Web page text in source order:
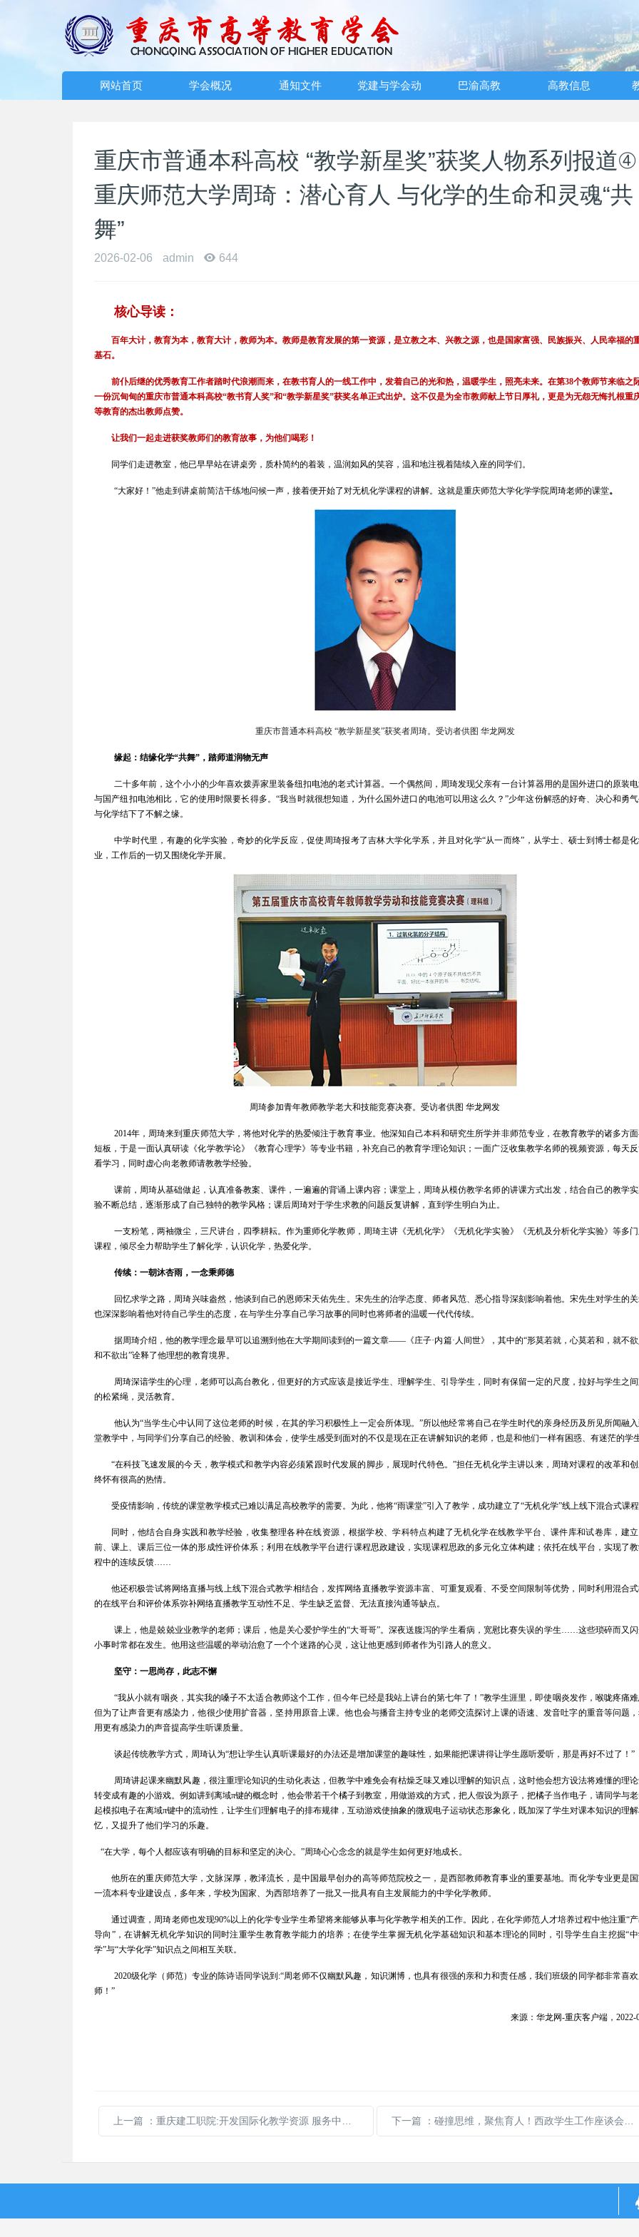
网站首页 学会概况 通知文件 党建与学会动 巴渝高教 高教信息
重庆市普通本科高校 “教学新星奖”获奖人物系列报道④
重庆师范大学周琦：潜心育人 与化学的生命和灵魂“共
舞”
2026-02-06 admin 644
核心导读：
百年大计，教育为本，教育大计，教师为本。教师是教育发展的第一资源，是立教之本、兴教之源，也是国家富强、民族振兴、人民幸福的
基石。
前仆后继的优秀教育工作者踏时代浪潮而来，在教书育人的一线工作中，发着自己的光和热，温暖学生，照亮未来。在第38个教师节来临之
一份沉甸甸的重庆市普通本科高校“教书育人奖”和“教学新星奖”获奖名单正式出炉。这不仅是为全市教师献上节日厚礼，更是为无怨无悔扎根重
等教育的杰出教师点赞。
让我们一起走进获奖教师们的教育故事，为他们喝彩！
同学们走进教室，他已早早站在讲桌旁，质朴简约的着装，温润如风的笑容，温和地注视着陆续入座的同学们。
“大家好！”他走到讲桌前简洁干练地问候一声，接着便开始了对无机化学课程的讲解。这就是重庆师范大学化学学院周琦老师的课堂。
重庆市普通本科高校 “教学新星奖”获奖者周琦。受访者供图 华龙网发
缘起：结缘化学“共舞”，踏师道润物无声
二十多年前，这个小小的少年喜欢拨弄家里装备纽扣电池的老式计算器。一个偶然间，周琦发现父亲有一台计算器用的是国外进口的原装电
与国产纽扣电池相比，它的使用时限要长得多。“我当时就很想知道，为什么国外进口的电池可以用这么久？”少年这份解惑的好奇、决心和勇
与化学结下了不解之缘。
中学时代里，有趣的化学实验，奇妙的化学反应，促使周琦报考了吉林大学化学系，并且对化学“从一而终”，从学士、硕士到博士都是
业，工作后的一切又围绕化学开展。
周琦参加青年教师教学老大和技能竞赛决赛。受访者供图 华龙网发
2014年，周琦来到重庆师范大学，将他对化学的热爱倾注于教育事业。他深知自己本科和研究生所学并非师范专业，在教育教学的诸多方
短板，于是一面认真研读《化学教学论》《教育心理学》等专业书籍，补充自己的教育学理论知识；一面广泛收集教学名师的视频资源，每天
看学习，同时虚心向老教师请教教学经验。
课前，周琦从基础做起，认真准备教案、课件，一遍遍的背诵上课内容；课堂上，周琦从模仿教学名师的讲课方式出发，结合自己的教学
验不断总结，逐渐形成了自己独特的教学风格；课后周琦对于学生求教的问题反复讲解，直到学生明白为止。
一支粉笔，两袖微尘，三尺讲台，四季耕耘。作为重师化学教师，周琦主讲《无机化学》《无机化学实验》《无机及分析化学实验》等多
课程，倾尽全力帮助学生了解化学，认识化学，热爱化学。
传续：一朝沐杏雨，一念秉师德
回忆求学之路，周琦兴味盎然，他谈到自己的恩师宋天佑先生。宋先生的治学态度、师者风范、悉心指导深刻影响着他。宋先生对学生的关
也深深影响着他对待自己学生的态度，在与学生分享自己学习故事的同时也将师者的温暖一代代传续。
据周琦介绍，他的教学理念最早可以追溯到他在大学期间读到的一篇文章——《庄子·内篇·人间世》，其中的“形莫若就，心莫若和，就不欲
和不欲出”诠释了他理想的教育境界。
周琦深谙学生的心理，老师可以高台教化，但更好的方式应该是接近学生、理解学生、引导学生，同时有保留一定的尺度，拉好与学生之
的松紧绳，灵活教育。
他认为“当学生心中认同了这位老师的时候，在其的学习积极性上一定会所体现。”所以他经常将自己在学生时代的亲身经历及所见所闻融
堂教学中，与同学们分享自己的经验、教训和体会，使学生感受到面对的不仅是现在正在讲解知识的老师，也是和他们一样有困惑、有迷茫的学生
“在科技飞速发展的今天，教学模式和教学内容必须紧跟时代发展的脚步，展现时代特色。”担任无机化学主讲以来，周琦对课程的改革和
终怀有很高的热情。
受疫情影响，传统的课堂教学模式已难以满足高校教学的需要。为此，他将“雨课堂”引入了教学，成功建立了“无机化学”线上线下混合式课程
同时，他结合自身实践和教学经验，收集整理各种在线资源，根据学校、学科特点构建了无机化学在线教学平台、课件库和试卷库，建
前、课上、课后三位一体的形成性评价体系；利用在线教学平台进行课程思政建设，实现课程思政的多元化立体构建；依托在线平台，实现了
程中的连续反馈……
他还积极尝试将网络直播与线上线下混合式教学相结合，发挥网络直播教学资源丰富、可重复观看、不受空间限制等优势，同时利用混合
的在线平台和评价体系弥补网络直播教学互动性不足、学生缺乏监督、无法直接沟通等缺点。
课上，他是兢兢业业教学的老师；课后，他是关心爱护学生的“大哥哥”。深夜送腹泻的学生看病，宽慰比赛失误的学生……这些琐碎而又
小事时常都在发生。他用这些温暖的举动治愈了一个个迷路的心灵，这让他更感到师者作为引路人的意义。
坚守：一思尚存，此志不懈
“我从小就有咽炎，其实我的嗓子不太适合教师这个工作，但今年已经是我站上讲台的第七年了！”教学生涯里，即使咽炎发作，喉咙疼痛难
但为了让声音更有感染力，他很少使用扩音器，坚持用原音上课。他也会与播音主持专业的老师交流探讨上课的语速、发音吐字的重音等问题
用更有感染力的声音提高学生听课质量。
谈起传统教学方式，周琦认为“想让学生认真听课最好的办法还是增加课堂的趣味性，如果能把课讲得让学生愿听爱听，那是再好不过了！”
周琦讲起课来幽默风趣，很注重理论知识的生动化表达，但教学中难免会有枯燥乏味又难以理解的知识点，这时他会想方设法将难懂的理
转变成有趣的小游戏。例如讲到离域π键的概念时，他会带若干个橘子到教室，用做游戏的方式，把人假设为原子，把橘子当作电子，请同学与
起模拟电子在离域π键中的流动性，让学生们理解电子的排布规律，互动游戏使抽象的微观电子运动状态形象化，既加深了学生对课本知识的理
忆，又提升了他们学习的乐趣。
“在大学，每个人都应该有明确的目标和坚定的决心。”周琦心心念念的就是学生如何更好地成长。
他所在的重庆师范大学，文脉深厚，教泽流长，是中国最早创办的高等师范院校之一，是西部教师教育事业的重要基地。而化学专业更是
一流本科专业建设点，多年来，学校为国家、为西部培养了一批又一批具有自主发展能力的中学化学教师。
通过调查，周琦老师也发现90%以上的化学专业学生希望将来能够从事与化学教学相关的工作。因此，在化学师范人才培养过程中他注重“
导向”，在讲解无机化学知识的同时注重学生教育教学能力的培养；在使学生掌握无机化学基础知识和基本理论的同时，引导学生自主挖掘“
学”与“大学化学”知识点之间相互关联。
2020级化学（师范）专业的陈诗语同学说到:“周老师不仅幽默风趣，知识渊博，也具有很强的亲和力和责任感，我们班级的同学都非常喜
师！”
来源：华龙网-重庆客户端，2022-
上一篇 ：重庆建工职院:开发国际化教学资源 服务中资企业“出海” 下一篇 ：碰撞思维，聚焦育人！西政学生工作座谈会“干货”满满